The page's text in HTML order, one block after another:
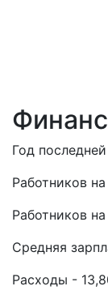
Год
Работников
Работников
Средняя
Расходы -